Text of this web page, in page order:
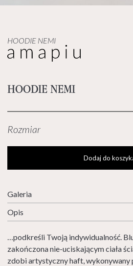
HOODIE NEMI
HOODIE NEMI
Rozmiar
Dodaj do
Galeria
Opis
…podkreśli Twoją indywidualność.
zakończona nie-uciskającym ciała
zdobi artystyczny haft, wykonywany